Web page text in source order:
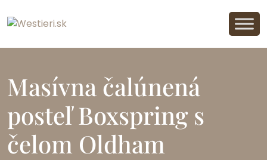
Masívna čalúnená
posteľ Boxspring s
čelom Oldham